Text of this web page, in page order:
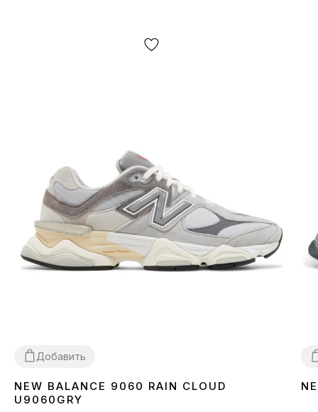
Добавить
3637 3839404142 43 4445
NEW BALANCE 9060 RAIN CLOUD
U9060GRY